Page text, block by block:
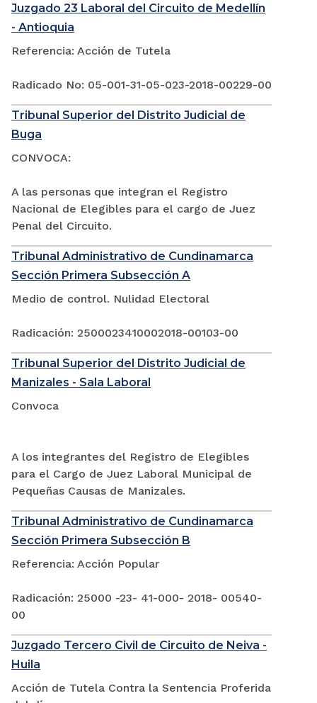
Juzgado 23 Laboral del Circuito de Medellín
- Antioquia
Referencia: Acción de Tutela
Radicado No: 05-001-31-05-023-2018-00229-00
Tribunal Superior del Distrito Judicial de
Buga
CONVOCA:
A las personas que integran el Registro
Nacional de Elegibles para el cargo de Juez
Penal del Circuito.
Tribunal Administrativo de Cundinamarca
Sección Primera Subsección A
Medio de control. Nulidad Electoral
Radicación: 2500023410002018-00103-00
Tribunal Superior del Distrito Judicial de
Manizales - Sala Laboral
Convoca
A los integrantes del Registro de Elegibles
para el Cargo de Juez Laboral Municipal de
Pequeñas Causas de Manizales.
Tribunal Administrativo de Cundinamarca
Sección Primera Subsección B
Referencia: Acción Popular
Radicación: 25000 -23- 41-000- 2018- 00540-
00
Juzgado Tercero Civil de Circuito de Neiva -
Huila
Acción de Tutela Contra la Sentencia Proferida